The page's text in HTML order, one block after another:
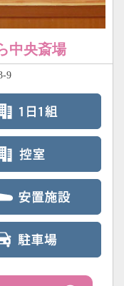
中央斎場
9